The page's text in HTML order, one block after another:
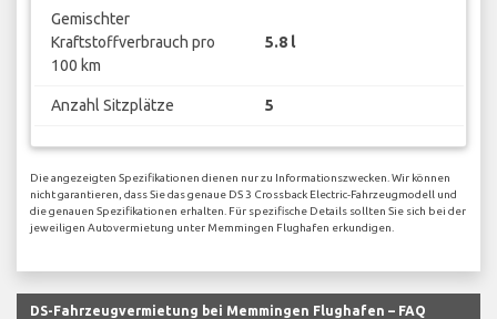
Gemischter
Kraftstoffverbrauch pro
100 km
5.8 l
Anzahl Sitzplätze 5
Die angezeigten Spezifikationen dienen nur zu Informationszwecken. Wir können
nicht garantieren, dass Sie das genaue DS 3 Crossback Electric-Fahrzeugmodell und
die genauen Spezifikationen erhalten. Für spezifische Details sollten Sie sich bei der
jeweiligen Autovermietung unter Memmingen Flughafen erkundigen.
DS-Fahrzeugvermietung bei Memmingen Flughafen – FAQ